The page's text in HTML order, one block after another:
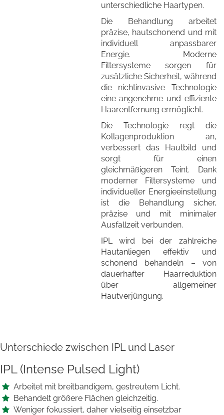
unterschiedliche Haartypen.
Die Behandlung arbeitet
präzise, hautschonend und mit
individuell anpassbarer
Energie. Moderne
Filtersysteme sorgen für
zusätzliche Sicherheit, während
die nichtinvasive Technologie
eine angenehme und effiziente
Haarentfernung ermöglicht.
Die Technologie regt die
Kollagenproduktion an,
verbessert das Hautbild und
sorgt für einen
gleichmäßigeren Teint. Dank
moderner Filtersysteme und
individueller Energieeinstellung
ist die Behandlung sicher,
präzise und mit minimaler
Ausfallzeit verbunden.
IPL wird bei der zahlreiche
Hautanliegen effektiv und
schonend behandeln – von
dauerhafter Haarreduktion
über allgemeiner
Hautverjüngung.
Unterschiede zwischen IPL und Laser
IPL (Intense Pulsed Light)
Arbeitet mit breitbandigem, gestreutem Licht.
Behandelt größere Flächen gleichzeitig.
Weniger fokussiert, daher vielseitig einsetzbar